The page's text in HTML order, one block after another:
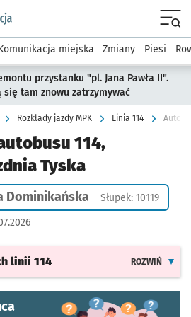
podserwis: Komunikacja
miejska Zmiany Piesi
przystanku "pl. Jana Pawła II".
się tam znowu zatrzymywać
Rozkłady jazdy MPK Linia 114
114,
Tyska
Dominikańska Słupek: 10119
linii 114 ROZWIŃ